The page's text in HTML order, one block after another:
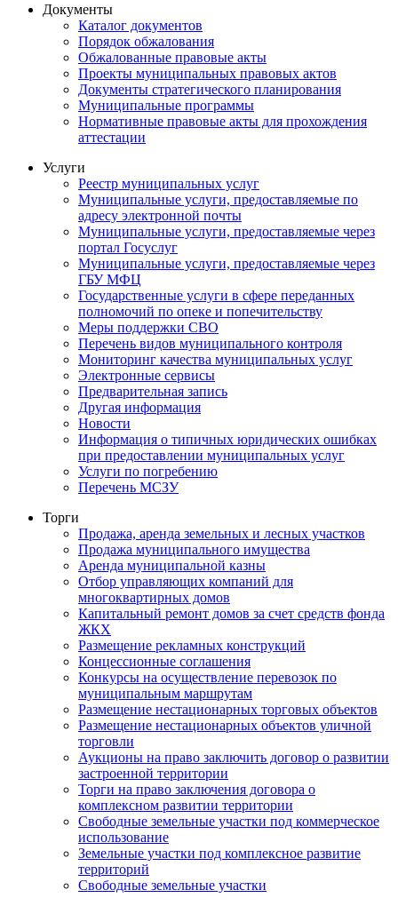
Документы
Каталог документов
Порядок обжалования
Обжалованные правовые акты
Проекты муниципальных правовых актов
Документы стратегического планирования
Муниципальные программы
Нормативные правовые акты для прохождения
аттестации
Услуги
Реестр муниципальных услуг
Муниципальные услуги, предоставляемые по
адресу электронной почты
Муниципальные услуги, предоставляемые через
портал Госуслуг
Муниципальные услуги, предоставляемые через
ГБУ МФЦ
Государственные услуги в сфере переданных
полномочий по опеке и попечительству
Меры поддержки СВО
Перечень видов муниципального контроля
Мониторинг качества муниципальных услуг
Электронные сервисы
Предварительная запись
Другая информация
Новости
Информация о типичных юридических ошибках
при предоставлении муниципальных услуг
Услуги по погребению
Перечень МСЗУ
Торги
Продажа, аренда земельных и лесных участков
Продажа муниципального имущества
Аренда муниципальной казны
Отбор управляющих компаний для
многоквартирных домов
Капитальный ремонт домов за счет средств фонда
ЖКХ
Размещение рекламных конструкций
Концессионные соглашения
Конкурсы на осуществление перевозок по
муниципальным маршрутам
Размещение нестационарных торговых объектов
Размещение нестационарных объектов уличной
торговли
Аукционы на право заключить договор о развитии
застроенной территории
Торги на право заключения договора о
комплексном развитии территории
Свободные земельные участки под коммерческое
использование
Земельные участки под комплексное развитие
территорий
Свободные земельные участки